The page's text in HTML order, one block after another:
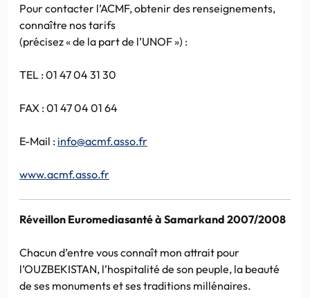
Pour contacter l’ACMF, obtenir des renseignements,
connaître nos tarifs
(précisez « de la part de l’UNOF ») :
TEL : 01 47 04 31 30
FAX : 01 47 04 01 64
E-Mail : info@acmf.asso.fr
www.acmf.asso.fr
Réveillon Euromediasanté à Samarkand 2007/2008
Chacun d’entre vous connaît mon attrait pour
l’OUZBEKISTAN, l’hospitalité de son peuple, la beauté
de ses monuments et ses traditions millénaires.